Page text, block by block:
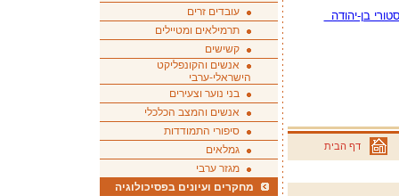
בן-יהודה
דף הבית
עובדים זרים
תרמילאים ומטיילים
קשישים
אנשים והקונפליקט
הישראלי-ערבי
בני נוער וצעירים
אנשים והמצב הכלכלי
סיפורי התמודדות
גמלאים
מגזר ערבי
מחקרים ועיונים בפסיכולוגיה